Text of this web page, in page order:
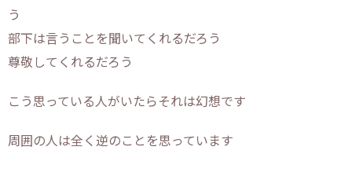
う
部下は言うことを聞いてくれるだろう
尊敬してくれるだろう
こう思っている人がいたらそれは幻想です
周囲の人は全く逆のことを思っています